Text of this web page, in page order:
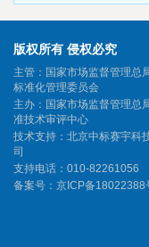
版权所有 侵权必究
主管：国家市场监督管理总
标准化管理委员会
主办：国家市场监督管理总
准技术审评中心
技术支持：北京中标赛宇科
司
支持电话：010-82261056
备案号： 京ICP备18022388